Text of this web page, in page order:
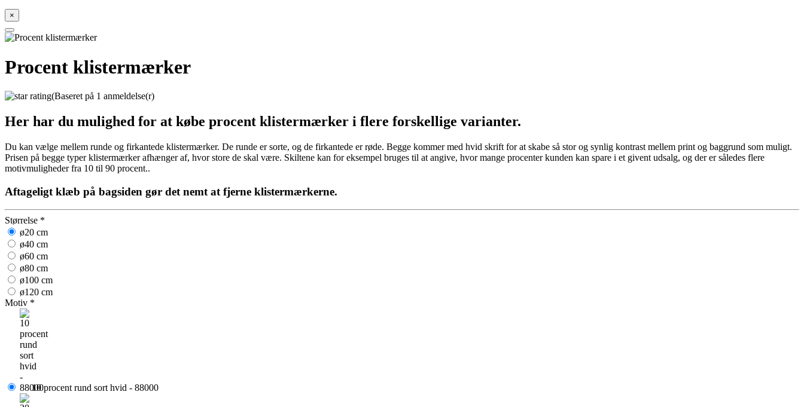
×
Procent klistermærker
(Baseret på 1 anmeldelse(r)
Her har du mulighed for at købe procent klistermærker i flere forskellige varianter.
Du kan vælge mellem runde og firkantede klistermærker. De runde er sorte, og de firkantede er røde. Begge kommer med hvid skrift for at skabe så stor og synlig kontrast mellem print og baggrund som muligt.
Prisen på begge typer klistermærker afhænger af, hvor store de skal være. Skiltene kan for eksempel bruges til at angive, hvor mange procenter kunden kan spare i et givent udsalg, og der er således flere
motivmuligheder fra 10 til 90 procent..
Aftageligt klæb på bagsiden gør det nemt at fjerne klistermærkerne.
Størrelse *
ø20 cm
ø40 cm
ø60 cm
ø80 cm
ø100 cm
ø120 cm
Motiv *
10 procent rund sort hvid - 88000